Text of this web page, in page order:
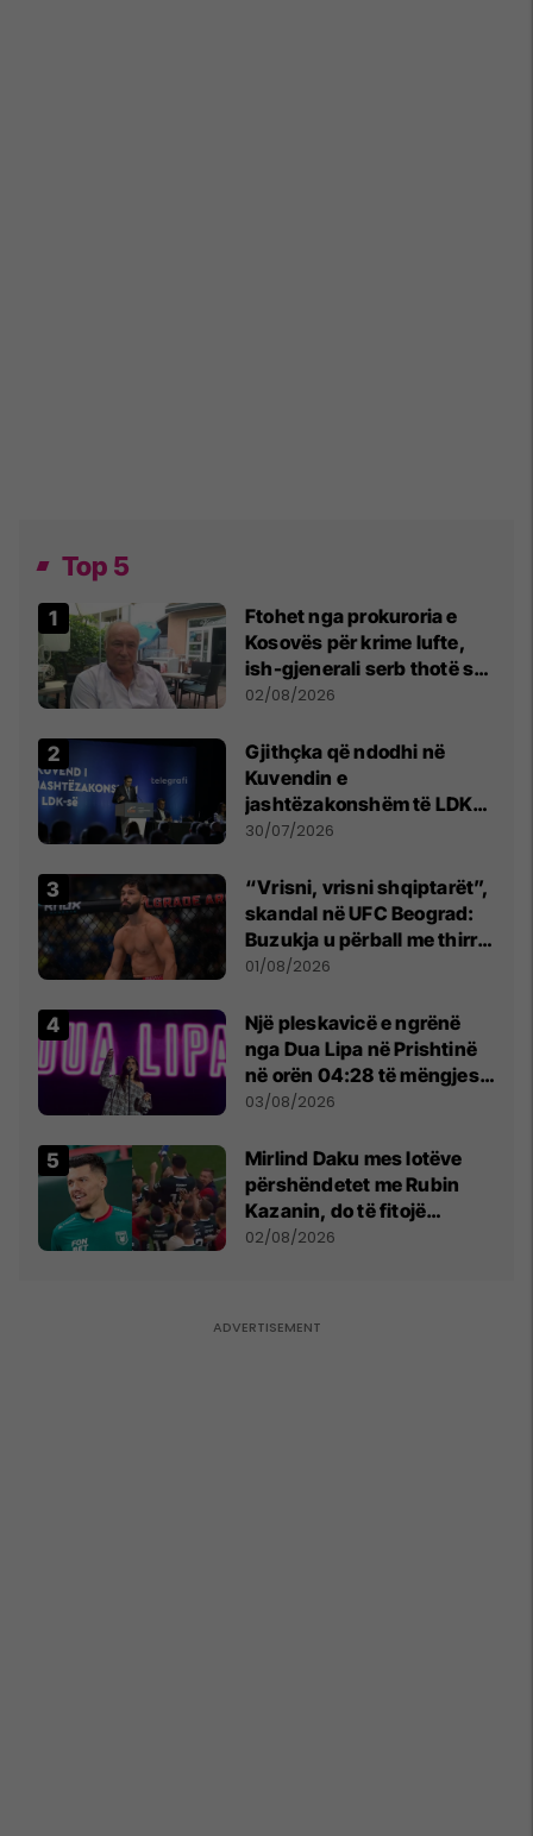
Top 5
Ftohet nga prokuroria e
Kosovës për krime lufte,
ish-gjenerali serb thotë se
dikush e tradhtoi në
02/08/2026
Gjithçka që ndodhi në
Kuvendin e
jashtëzakonshëm të LDK-
së
30/07/2026
“Vrisni, vrisni shqiptarët”,
skandal në UFC Beograd:
Buzukja u përball me thirrje
anti-shqiptare nga
01/08/2026
Një pleskavicë e ngrënë
nga Dua Lipa në Prishtinë
në orën 04:28 të mëngjesit
- dhe bota digjitale serbe
03/08/2026
Mirlind Daku mes lotëve
përshëndetet me Rubin
Kazanin, do të fitojë
miliona te Spartak Moska
02/08/2026